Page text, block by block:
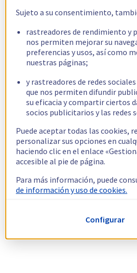
Sujeto a su consentimiento,
rastreadores de rendimiento y
nos permiten mejorar su
preferencias y usos, así como
nuestras páginas;
y rastreadores de redes
que nos permiten difundir
su eficacia y compartir ciertos
socios publicitarios y las redes
Puede aceptar todas las cookies,
personalizar sus opciones en
haciendo clic en el enlace
accesible al pie de página.
Para más información, puede
de información y uso de cookies.
Configurar